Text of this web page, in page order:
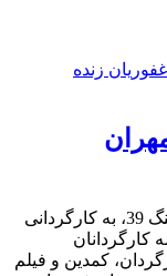
مهران غفوریان بازیگری را با مجموعه طنز جنگ 39، به کارگردانی
کارگردانان
کمدین و فیلم